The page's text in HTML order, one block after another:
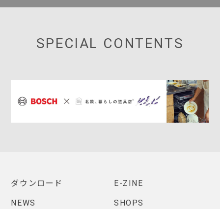
SPECIAL CONTENTS
ダウンロード E-ZINE
NEWS SHOPS